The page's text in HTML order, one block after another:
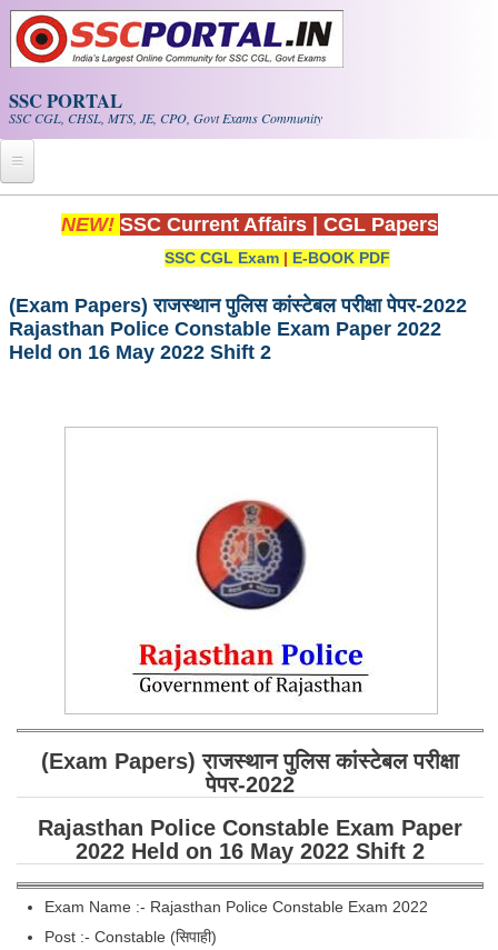
Skip to main content
SSC PORTAL
SSC CGL, CHSL, MTS, JE, CPO, Govt Exams Community
Home
Exam Calendar
PDF NOTES
SSC CGL (Tier-1) हिन्दी PDF Notes
SSC CGL Tier-2 Notes
Scientific Assistant(IMD) PDF Notes
FREE Current Affairs
SSC CGL PDF Ebooks
SSC CHSL PDF Ebooks
SSC CGL
SSC CGL TIER-1
NEW! SSC Current Affairs CGL Papers
SSC CGL Exam | E-BOOK PDF
(Exam Papers) राजस्थान पुलिस कांस्टेबल परीक्षा पेपर-2022
Rajasthan Police Constable Exam Paper 2022
Held on 16 May 2022 Shift 2
(Exam Papers) राजस्थान पुलिस कांस्टेबल परीक्षा
पेपर-2022
Rajasthan Police Constable Exam Paper
2022 Held on 16 May 2022 Shift 2
Exam Name :- Rajasthan Police Constable Exam 2022
Post :- Constable (सिपाही)